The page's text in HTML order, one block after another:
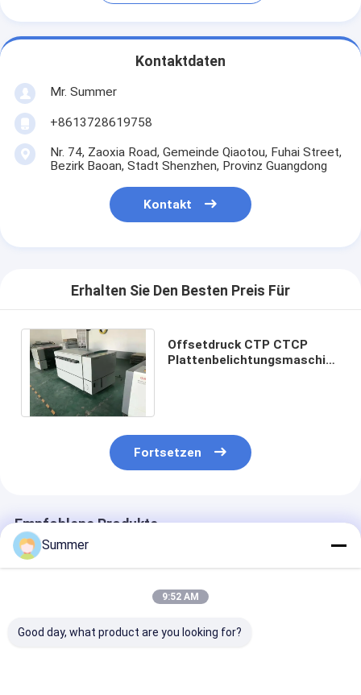
Kontaktdaten
Mr. Summer
+8613728619758
Nr. 74, Zaoxia Road, Gemeinde Qiaotou, Fuhai Street,
Bezirk Baoan, Stadt Shenzhen, Provinz Guangdong
Kontakt
Erhalten Sie Den Besten Preis Für
Offsetdruck CTP CTCP
Plattenbelichtungsmaschine
Fortsetzen
Empfohlene Produkte
Summer
9:52 AM
Good day, what product are you looking for?